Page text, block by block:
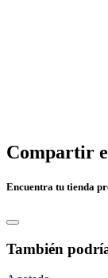
Compartir
Encuentra tu tienda
También